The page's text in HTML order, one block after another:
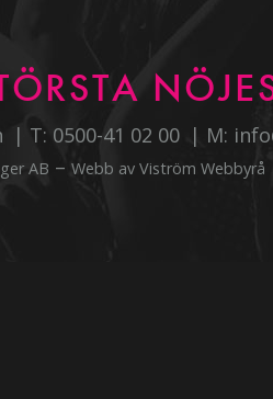
T: 0500-41 02 00 M:
AB – Webb av Viström Webbyrå